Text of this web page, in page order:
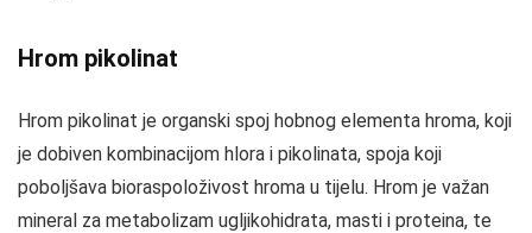
Hrom pikolinat
Hrom pikolinat je organski spoj hobnog elementa hroma, koji
je dobiven kombinacijom hlora i pikolinata, spoja koji
poboljšava bioraspoloživost hroma u tijelu. Hrom je važan
mineral za metabolizam ugljikohidrata, masti i proteina, te